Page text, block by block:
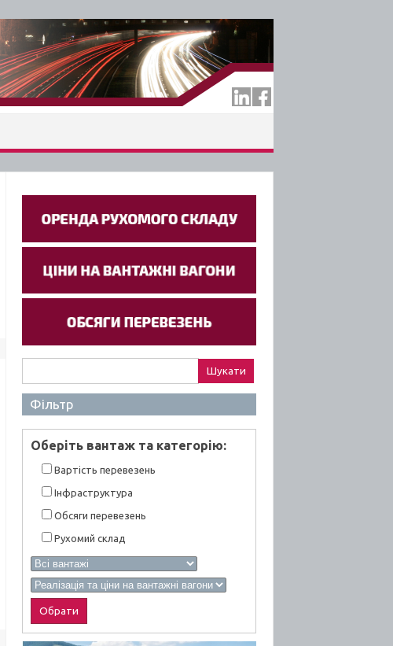
Фільтр
Оберiть вантаж та категорiю:
Вартiсть перевезень
Інфраструктура
Обсяги перевезень
Рухомий склад